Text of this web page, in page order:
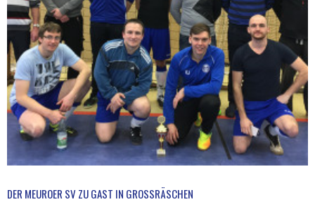
DER MEUROER SV ZU GAST IN GROSSRÄSCHEN